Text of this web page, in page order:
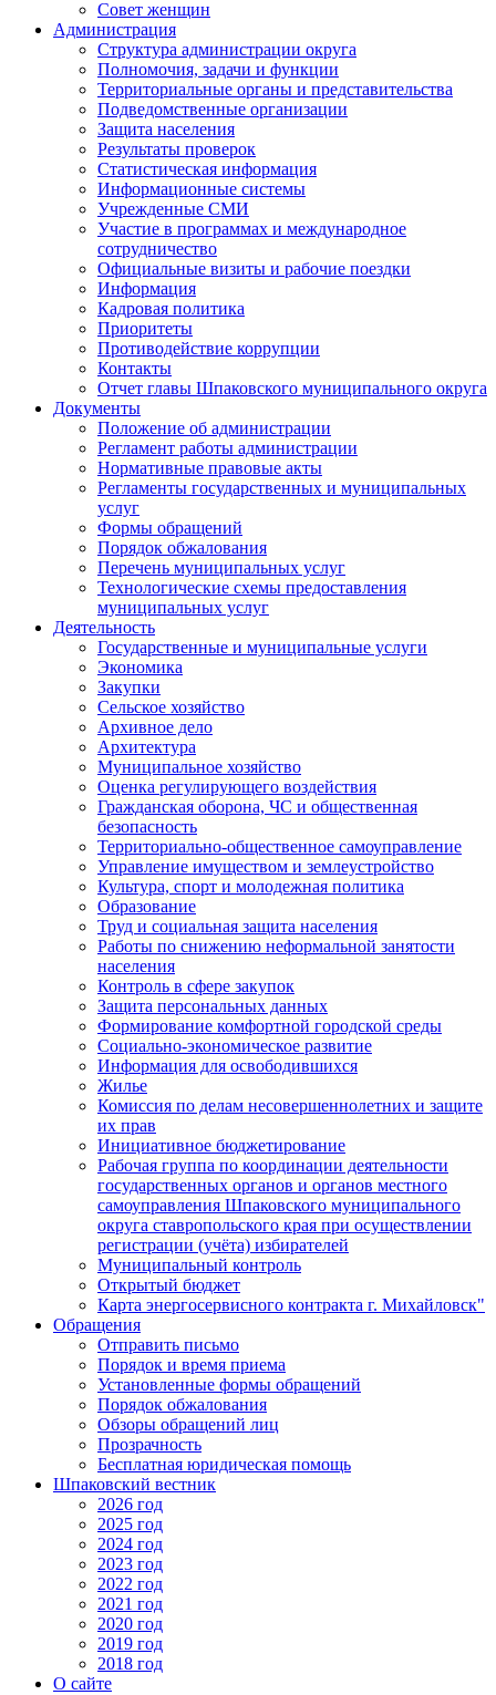
Совет женщин
Администрация
Структура администрации округа
Полномочия, задачи и функции
Территориальные органы и представительства
Подведомственные организации
Защита населения
Результаты проверок
Статистическая информация
Информационные системы
Учрежденные СМИ
Участие в программах и международное
сотрудничество
Официальные визиты и рабочие поездки
Информация
Кадровая политика
Приоритеты
Противодействие коррупции
Контакты
Отчет главы Шпаковского муниципального округа
Документы
Положение об администрации
Регламент работы администрации
Нормативные правовые акты
Регламенты государственных и муниципальных
услуг
Формы обращений
Порядок обжалования
Перечень муниципальных услуг
Технологические схемы предоставления
муниципальных услуг
Деятельность
Государственные и муниципальные услуги
Экономика
Закупки
Сельское хозяйство
Архивное дело
Архитектура
Муниципальное хозяйство
Оценка регулирующего воздействия
Гражданская оборона, ЧС и общественная
безопасность
Территориально-общественное самоуправление
Управление имуществом и землеустройство
Культура, спорт и молодежная политика
Образование
Труд и социальная защита населения
Работы по снижению неформальной занятости
населения
Контроль в сфере закупок
Защита персональных данных
Формирование комфортной городской среды
Социально-экономическое развитие
Информация для освободившихся
Жилье
Комиссия по делам несовершеннолетних и защите
их прав
Инициативное бюджетирование
Рабочая группа по координации деятельности
государственных органов и органов местного
самоуправления Шпаковского муниципального
округа ставропольского края при осуществлении
регистрации (учёта) избирателей
Муниципальный контроль
Открытый бюджет
Карта энергосервисного контракта г. Михайловск"
Обращения
Отправить письмо
Порядок и время приема
Установленные формы обращений
Порядок обжалования
Обзоры обращений лиц
Прозрачность
Бесплатная юридическая помощь
Шпаковский вестник
2026 год
2025 год
2024 год
2023 год
2022 год
2021 год
2020 год
2019 год
2018 год
О сайте